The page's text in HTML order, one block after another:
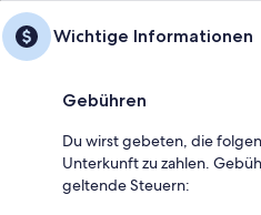
Wichtige Informationen
Gebühren
Du wirst gebeten, die
Unterkunft zu zahlen.
geltende Steuern: